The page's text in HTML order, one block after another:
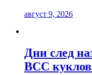
август 9, 2026
Дни след
ВСС